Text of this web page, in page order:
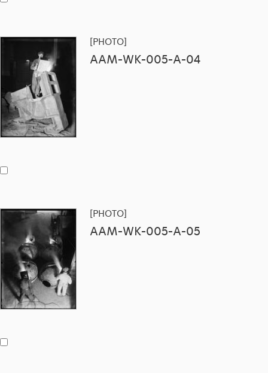
[PHOTO]
AAM-WK-005-A-04
[PHOTO]
AAM-WK-005-A-05